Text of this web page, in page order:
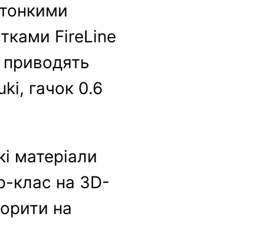
FireLine
гачок 0.6
матеріали
клас на 3D-
на